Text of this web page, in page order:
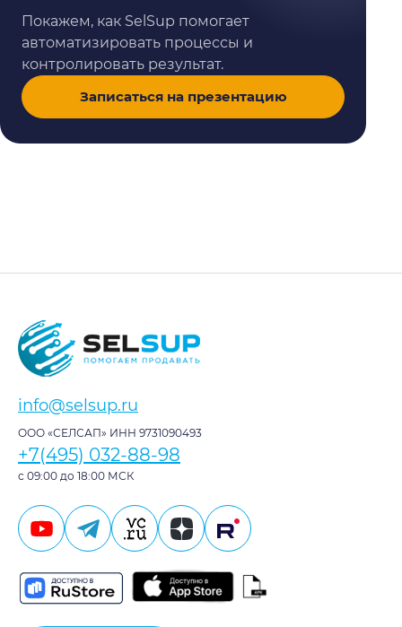
Покажем, как SelSup помогает
автоматизировать процессы и
контролировать результат.
Записаться на презентацию
info@selsup.ru
ООО «СЕЛСАП» ИНН 9731090493
+7(495) 032-88-98
с 09:00 до 18:00 МСК